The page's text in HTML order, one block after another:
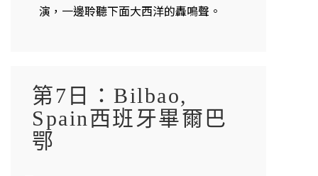
演，一邊聆聽下面大西洋的轟鳴聲。
第7日：Bilbao,
Spain西班牙畢爾巴
鄂